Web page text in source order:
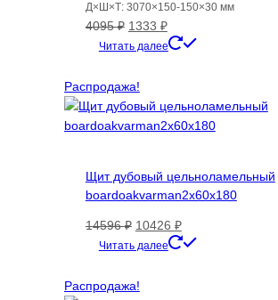
Д×Ш×Т: 3070×150-150×30 мм
4095₽ Первоначальная
цена
4095 ₽.
1333 ₽Текущая
цена:
Читать далее
Распродажа!
Щит дубовый цельноламельный
boardoakvarman2x60x180
14596₽ Первоначальная
цена
14596 ₽.
10426 ₽Текущая
цена:
Читать далее
Распродажа!